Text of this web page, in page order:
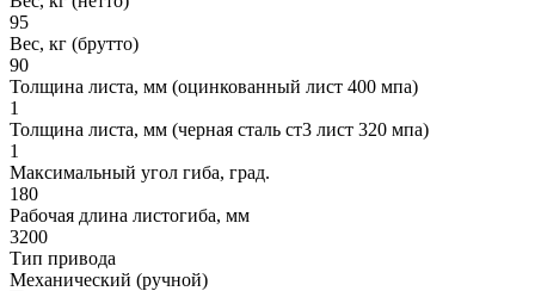
95
Вес, кг (брутто)
90
Толщина листа, мм (оцинкованный лист 400 мпа)
1
Толщина листа, мм (черная сталь ст3 лист 320 мпа)
1
Максимальный угол гиба, град.
180
Рабочая длина листогиба, мм
3200
Тип привода
Механический (ручной)